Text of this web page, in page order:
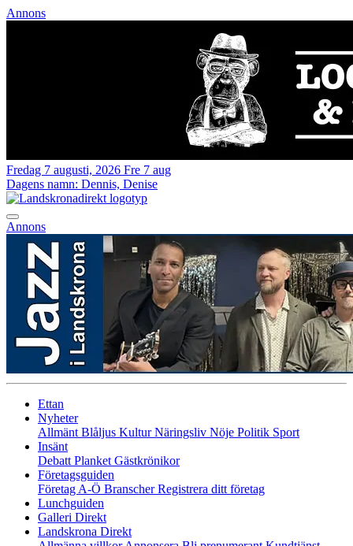
Annons
Fredag 7 augusti, 2026 Fre 7 aug
Dagens namn: Dennis, Denise
Annons
Ettan
Nyheter
Allmänt Blåljus KulturNäringsliv Nöje Politik Sport
Insänt
Debatt Planket Gästkrönikor
Företagsguiden
Företag A-Ö BranscherRegistrera ditt företag
Lunchguiden
Galleri Direkt
Landskrona Direkt